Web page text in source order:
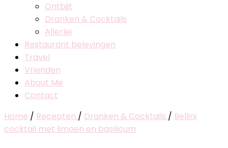
Ontbijt
Dranken & Cocktails
Allerlei
Restaurant belevingen
Travel
Vrienden
About Me
Contact
Home / Recepten / Dranken & Cocktails / Bellini
cocktail met limoen en basilicum